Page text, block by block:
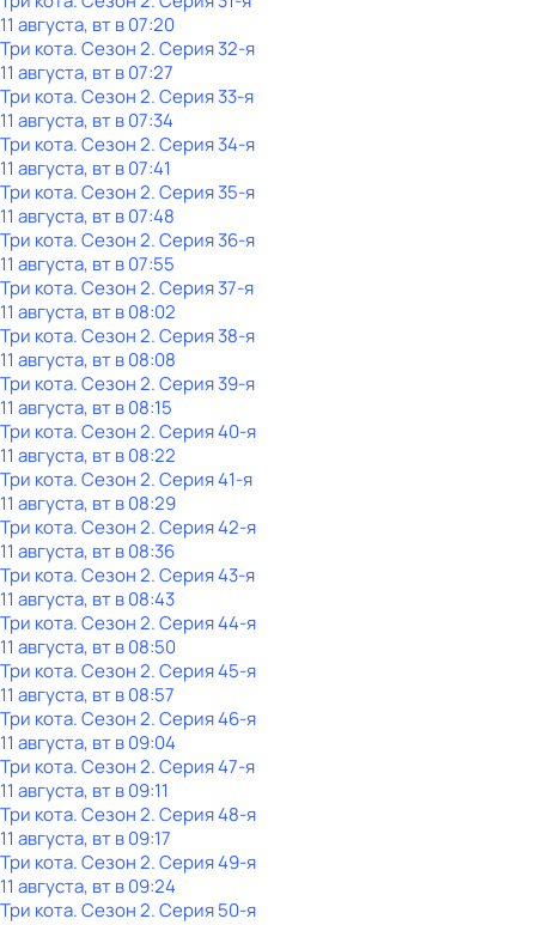
11 августа, вт в 07:20
Три кота. Сезон 2. Серия 32-я
11 августа, вт в 07:27
Три кота. Сезон 2. Серия 33-я
11 августа, вт в 07:34
Три кота. Сезон 2. Серия 34-я
11 августа, вт в 07:41
Три кота. Сезон 2. Серия 35-я
11 августа, вт в 07:48
Три кота. Сезон 2. Серия 36-я
11 августа, вт в 07:55
Три кота. Сезон 2. Серия 37-я
11 августа, вт в 08:02
Три кота. Сезон 2. Серия 38-я
11 августа, вт в 08:08
Три кота. Сезон 2. Серия 39-я
11 августа, вт в 08:15
Три кота. Сезон 2. Серия 40-я
11 августа, вт в 08:22
Три кота. Сезон 2. Серия 41-я
11 августа, вт в 08:29
Три кота. Сезон 2. Серия 42-я
11 августа, вт в 08:36
Три кота. Сезон 2. Серия 43-я
11 августа, вт в 08:43
Три кота. Сезон 2. Серия 44-я
11 августа, вт в 08:50
Три кота. Сезон 2. Серия 45-я
11 августа, вт в 08:57
Три кота. Сезон 2. Серия 46-я
11 августа, вт в 09:04
Три кота. Сезон 2. Серия 47-я
11 августа, вт в 09:11
Три кота. Сезон 2. Серия 48-я
11 августа, вт в 09:17
Три кота. Сезон 2. Серия 49-я
11 августа, вт в 09:24
Три кота. Сезон 2. Серия 50-я